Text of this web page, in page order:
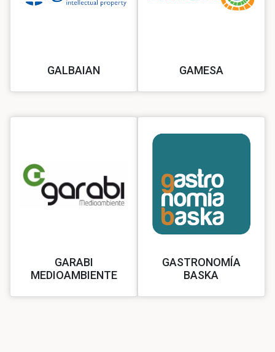
GALBAIAN GAMESA
GARABI
MEDIOAMBIENTE
GASTRONOMÍA
BASKA